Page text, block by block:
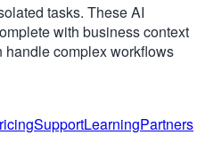
tasks. These AI
with business context
complex workflows
SupportLearningPartners